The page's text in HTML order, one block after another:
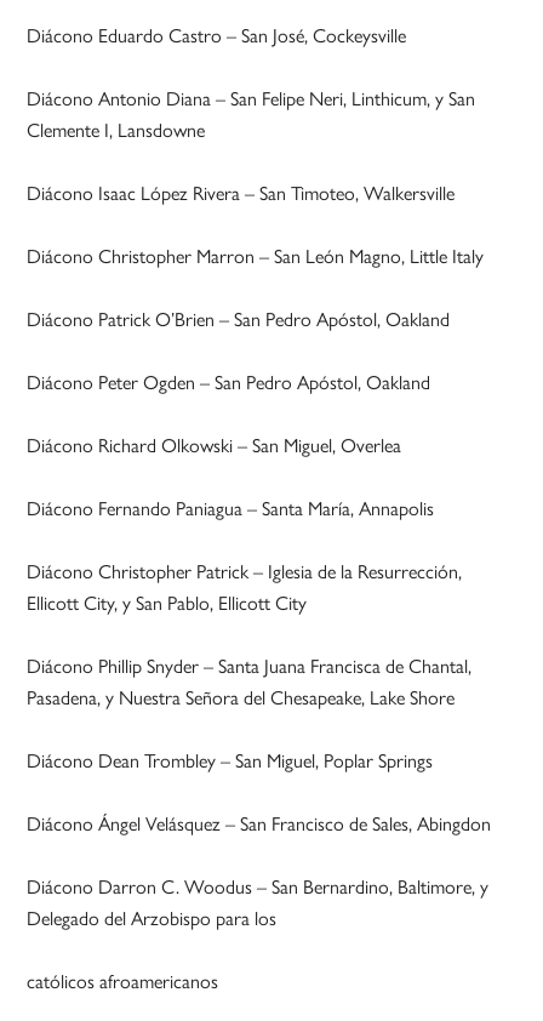
Diácono Eduardo Castro – San José, Cockeysville
Diácono Antonio Diana – San Felipe Neri, Linthicum, y San
Clemente I, Lansdowne
Diácono Isaac López Rivera – San Timoteo, Walkersville
Diácono Christopher Marron – San León Magno, Little Italy
Diácono Patrick O’Brien – San Pedro Apóstol, Oakland
Diácono Peter Ogden – San Pedro Apóstol, Oakland
Diácono Richard Olkowski – San Miguel, Overlea
Diácono Fernando Paniagua – Santa María, Annapolis
Diácono Christopher Patrick – Iglesia de la Resurrección,
Ellicott City, y San Pablo, Ellicott City
Diácono Phillip Snyder – Santa Juana Francisca de Chantal,
Pasadena, y Nuestra Señora del Chesapeake, Lake Shore
Diácono Dean Trombley – San Miguel, Poplar Springs
Diácono Ángel Velásquez – San Francisco de Sales, Abingdon
Diácono Darron C. Woodus – San Bernardino, Baltimore, y
Delegado del Arzobispo para los
católicos afroamericanos